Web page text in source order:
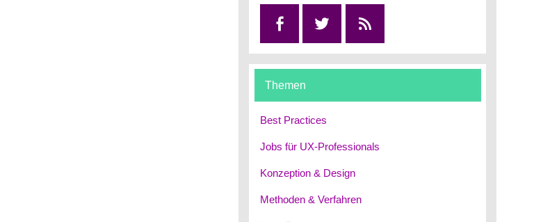
Themen
Best Practices
Jobs für UX-Professionals
Konzeption & Design
Methoden & Verfahren